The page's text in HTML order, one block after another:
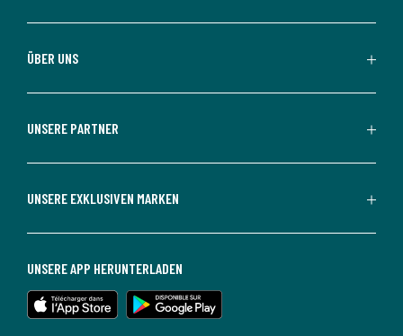
ÜBER UNS
UNSERE PARTNER
UNSERE EXKLUSIVEN MARKEN
UNSERE APP HERUNTERLADEN